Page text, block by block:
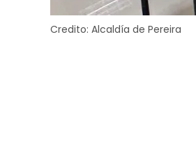
Credito: Alcaldía de Pereira